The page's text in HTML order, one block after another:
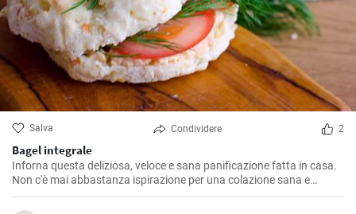
Salva Condividere 2
Bagel integrale
Inforna questa deliziosa, veloce e sana panificazione fatta in casa.
Non c'è mai abbastanza ispirazione per una colazione sana e
gustosa.